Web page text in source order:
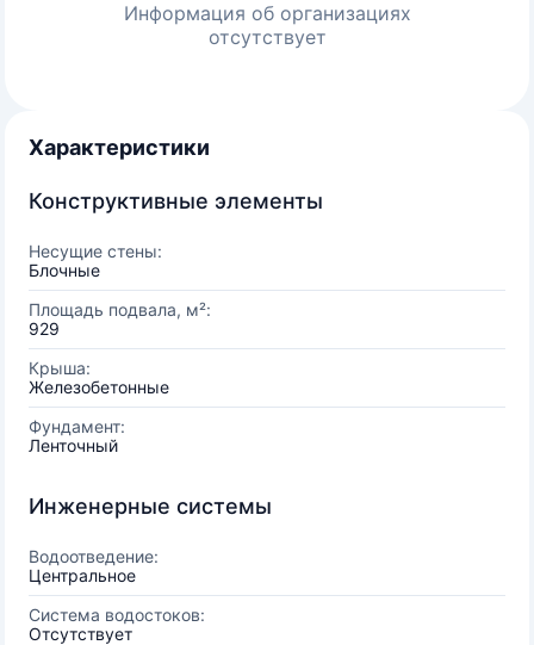
Информация об организациях
отсутствует
Характеристики
Конструктивные элементы
Несущие стены:
Блочные
Площадь подвала, м²:
929
Крыша:
Железобетонные
Фундамент:
Ленточный
Инженерные системы
Водоотведение:
Центральное
Система водостоков:
Отсутствует